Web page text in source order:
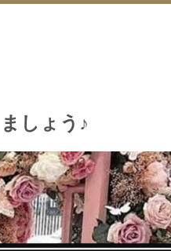
しょう♪